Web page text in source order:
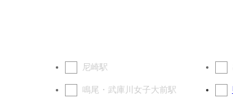
尼崎駅
鳴尾・武庫川女子大前駅